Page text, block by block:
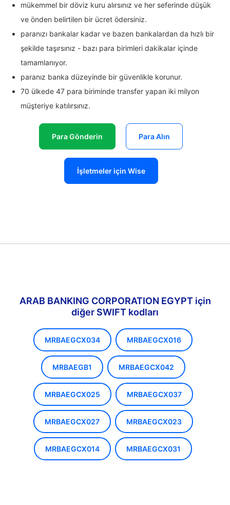
mükemmel bir döviz kuru alırsınız ve her seferinde düşük
ve önden belirtilen bir ücret ödersiniz.
paranızı bankalar kadar ve bazen bankalardan da hızlı bir
şekilde taşırsınız - bazı para birimleri dakikalar içinde
tamamlanıyor.
paranız banka düzeyinde bir güvenlikle korunur.
70 ülkede 47 para biriminde transfer yapan iki milyon
müşteriye katılırsınız.
Para Gönderin Para Alın
İşletmeler için Wise
ARAB BANKING CORPORATION EGYPT için
diğer SWIFT kodları
MRBAEGCX034 MRBAEGCX016
MRBAEGB1 MRBAEGCX042
MRBAEGCX025 MRBAEGCX037
MRBAEGCX027 MRBAEGCX023
MRBAEGCX014 MRBAEGCX031